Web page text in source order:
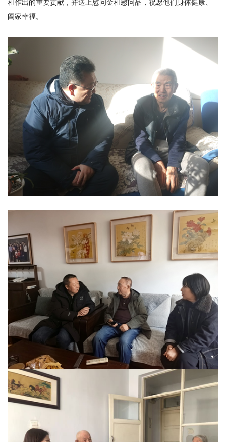
和作出的重要贡献，并送上慰问金和慰问品，祝愿他们身体健康、
阖家幸福。